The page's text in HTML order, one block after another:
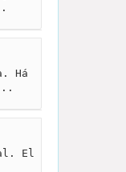
Há
El